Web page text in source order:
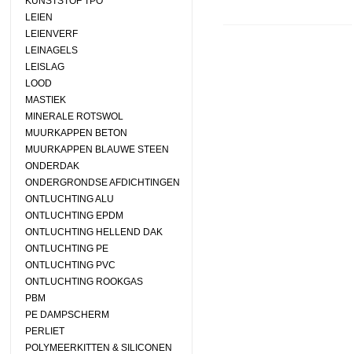
LEIEN
LEIENVERF
LEINAGELS
LEISLAG
LOOD
MASTIEK
MINERALE ROTSWOL
MUURKAPPEN BETON
MUURKAPPEN BLAUWE STEEN
ONDERDAK
ONDERGRONDSE AFDICHTINGEN
ONTLUCHTING ALU
ONTLUCHTING EPDM
ONTLUCHTING HELLEND DAK
ONTLUCHTING PE
ONTLUCHTING PVC
ONTLUCHTING ROOKGAS
PBM
PE DAMPSCHERM
PERLIET
POLYMEERKITTEN & SILICONEN